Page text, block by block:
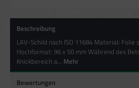
Beschreibung
LAV-Schild nach ISO 11684 Material: Folie
Hochformat: 96 x 50 mm Während des
Knickbereich a… Mehr
Bewertungen
Besondere Features:
Verwendung genauer Standortdaten
Endgeräteeigenschaften zur Identifikation